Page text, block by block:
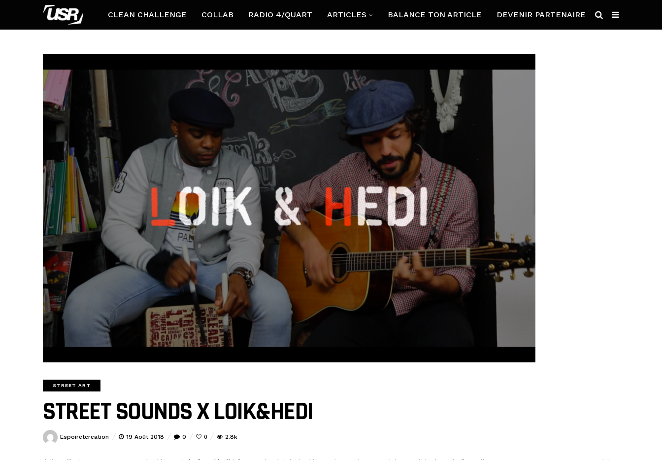
CLEAN CHALLENGE COLLAB RADIO 4/QUART ARTICLES BALANCE TON ARTICLE DEVENIR PARTENAIRE
STREET ART
STREET SOUNDS X LOIK&HEDI
Espoiretcreation 19 Août 2018 0 0 2.8k